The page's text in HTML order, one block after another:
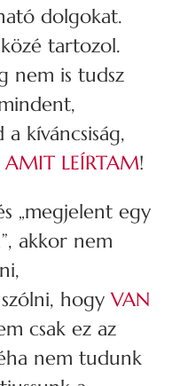
dolgokat.
tartozol.
nem is tudsz
kíváncsiság,
AMIT LEÍRTAM!
„megjelent egy
akkor nem
hogyVAN
csak ez az
nem tudunk